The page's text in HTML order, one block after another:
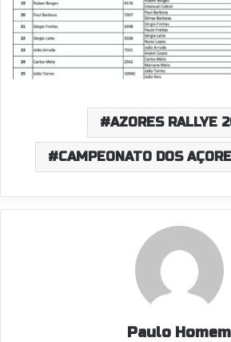
AZORES RALLYE
CAMPEONATO DOS
Paulo Homem